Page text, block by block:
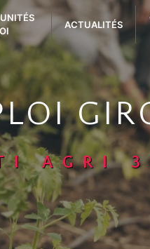
ACTUALITÉS
AGRI